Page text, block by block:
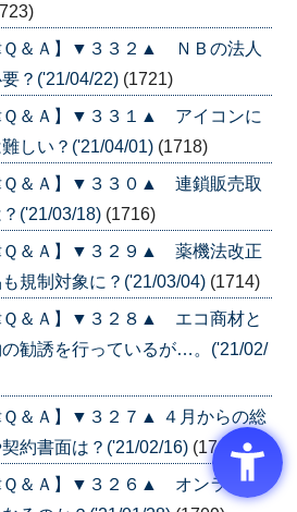
Ｑ＆Ａ】▼３３２▲ ＮＢの法人
？('21/04/22) (1721)
Ｑ＆Ａ】▼３３１▲ アイコンに
しい？('21/04/01) (1718)
Ｑ＆Ａ】▼３３０▲ 連鎖販売取
('21/03/18) (1716)
Ｑ＆Ａ】▼３２９▲ 薬機法改正
規制対象に？('21/03/04) (1714)
Ｑ＆Ａ】▼３２８▲ エコ商材と
勧誘を行っているが…。('21/02/
Ｑ＆Ａ】▼３２７▲ ４月からの総
約書面は？('21/02/16) (1711)
Ｑ＆Ａ】▼３２６▲ オンライン